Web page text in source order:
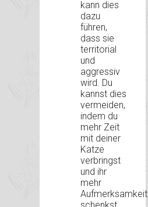
kann dies
dazu
führen,
dass sie
territorial
und
aggressiv
wird. Du
kannst dies
vermeiden,
indem du
mehr Zeit
mit deiner
Katze
verbringst
und ihr
mehr
Aufmerksamkeit